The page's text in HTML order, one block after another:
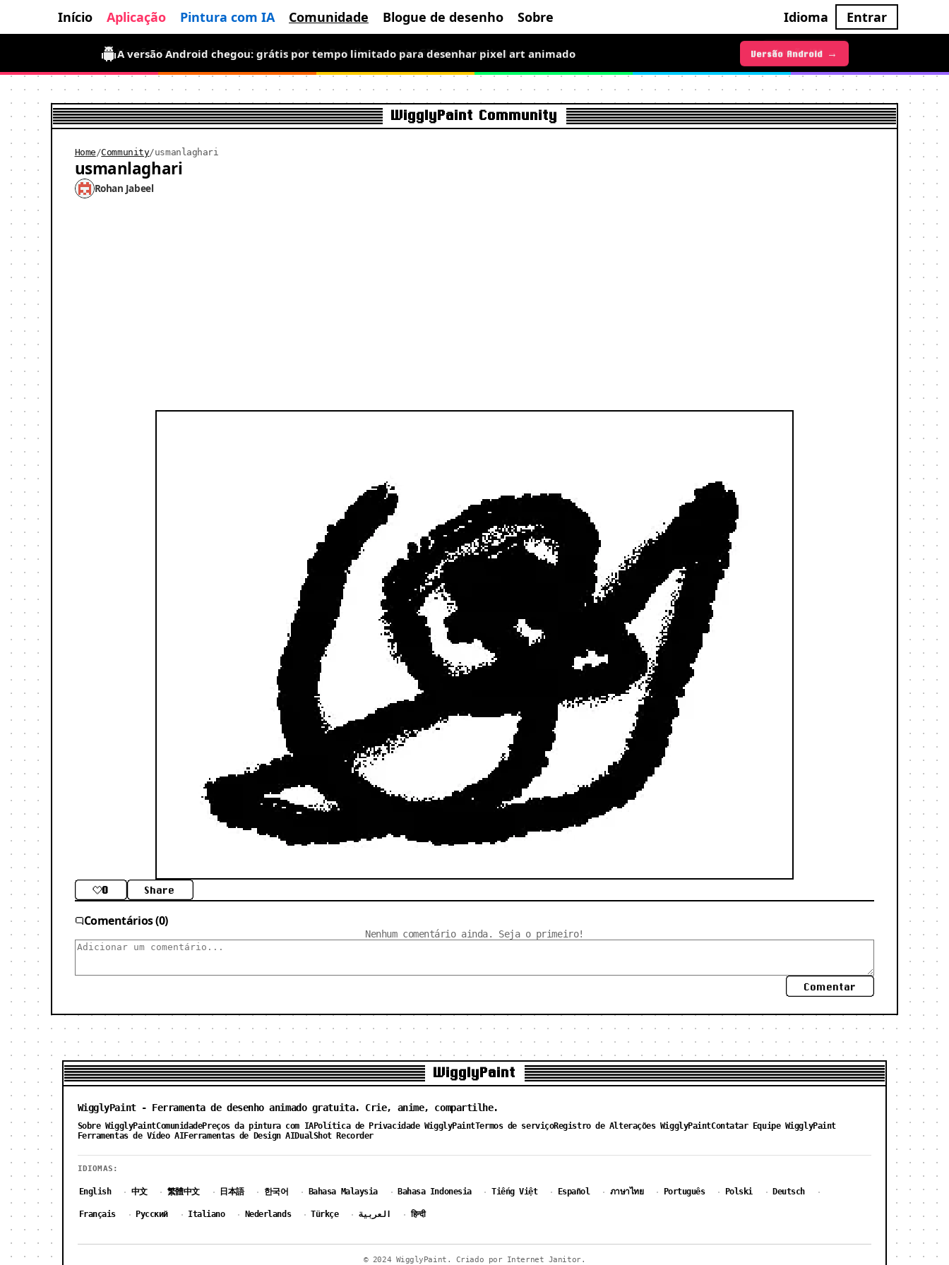
Início Aplicação Pintura com IA Comunidade Blogue de desenho Sobre Idioma Entrar
A versão Android chegou: grátis por tempo limitado para desenhar pixel art animado Versão Android →
Versão iOS →
WigglyPaint Community
Home /Community/usmanlaghari
usmanlaghari
Rohan Jabeel
0 Share
Comentários (0)
Nenhum comentário ainda. Seja o primeiro!
Comentar
WigglyPaint
WigglyPaint - Ferramenta de desenho animado gratuita. Crie, anime, compartilhe.
Sobre WigglyPaintComunidadePreços da pintura com IAPolítica de Privacidade WigglyPaintTermos de serviçoRegistro de Alterações WigglyPaintContatar Equipe WigglyPaint
Ferramentas de Vídeo AIFerramentas de Design AIDualShot Recorder
IDIOMAS:
English · 中文 · 繁體中文 · 日本語 · 한국어 · Bahasa Malaysia · Bahasa Indonesia · Tiếng Việt · Español · ภาษาไทย · Português · Polski · Deutsch ·
Français · Русский · Italiano · Nederlands · Türkçe · العربية · हिन्दी
© 2024 WigglyPaint. Criado por Internet Janitor.